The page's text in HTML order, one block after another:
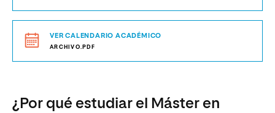
VER CALENDARIO ACADÉMICO
ARCHIVO.PDF
¿Por qué estudiar el Máster en